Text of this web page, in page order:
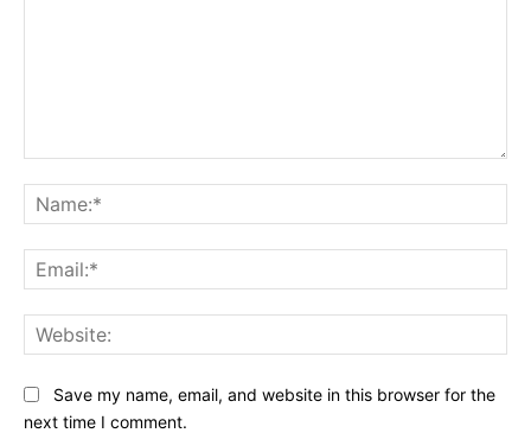
Save my name, email, and website in this browser for the
next time I comment.